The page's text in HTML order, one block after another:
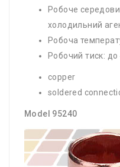
Робоче
холодильний
Робоча
Робочий тиск: до
copper
soldered
Model 95240